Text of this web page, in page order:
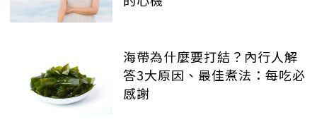
海帶為什麼要打結？內行人解
答3大原因、最佳煮法：每吃必
感謝